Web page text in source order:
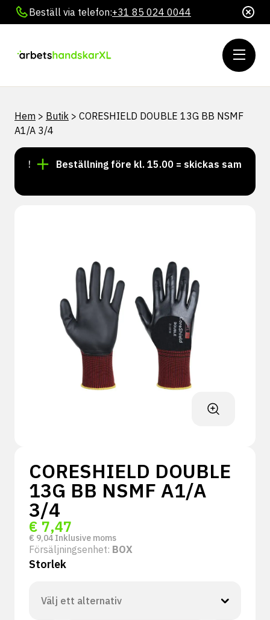
Beställ via telefon:+31 85 024 0044
Hem > Butik > CORESHIELD DOUBLE 13G BB NSMF
A1/A 3/4
Beställning före kl. 15.00 = skickas samma dag
CORESHIELD DOUBLE
13G BB NSMF A1/A
3/4
€ 7,47
€ 9,04 Inklusive moms
Försäljningsenhet: BOX
Storlek